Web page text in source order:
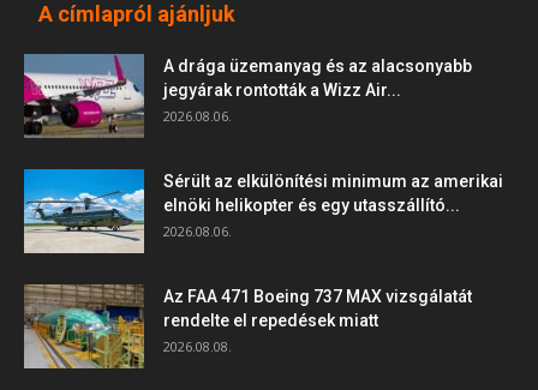
A címlapról ajánljuk
A drága üzemanyag és az alacsonyabb
jegyárak rontották a Wizz Air...
2026.08.06.
Sérült az elkülönítési minimum az amerikai
elnöki helikopter és egy utasszállító...
2026.08.06.
Az FAA 471 Boeing 737 MAX vizsgálatát
rendelte el repedések miatt
2026.08.08.